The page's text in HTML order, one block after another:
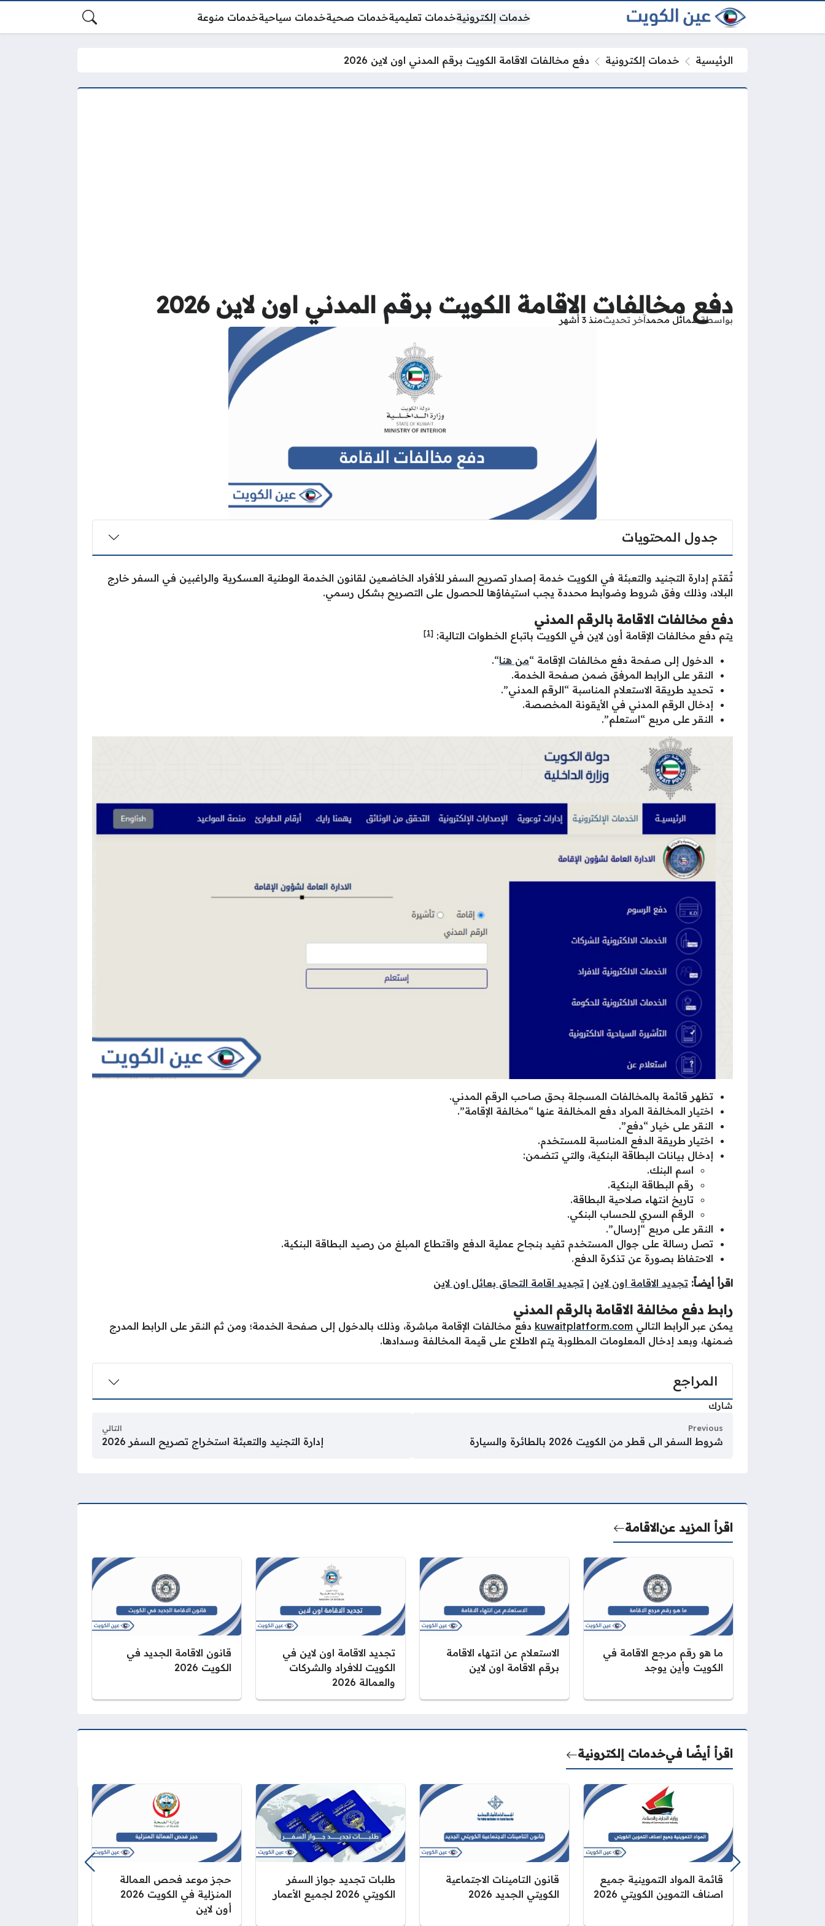
خدمات إلكترونيةخدمات تعليميةخدمات صحيةخدمات سياحيةخدمات منوعة
الرئيسية خدمات إلكترونية دفع مخالفات الاقامة الكويت برقم المدني اون لاين 2026
دفع مخالفات الاقامة الكويت برقم المدني اون لاين 2026
بواسطةشمائل محمدآخر تحديثمنذ 3 أشهر
جدول المحتويات
تُقدّم إدارة التجنيد والتعبئة في الكويت خدمة إصدار تصريح السفر للأفراد الخاضعين لقانون الخدمة الوطنية العسكرية والراغبين في السفر خارج
البلاد، وذلك وفق شروط وضوابط محددة يجب استيفاؤها للحصول على التصريح بشكل رسمي.
دفع مخالفات الاقامة بالرقم المدني
يتم دفع مخالفات الإقامة أون لاين في الكويت باتباع الخطوات التالية: [1]
الدخول إلى صفحة دفع مخالفات الإقامة “من هنا“.
النقر على الرابط المرفق ضمن صفحة الخدمة.
تحديد طريقة الاستعلام المناسبة “الرقم المدني”.
إدخال الرقم المدني في الأيقونة المخصصة.
النقر على مربع “استعلم”.
تظهر قائمة بالمخالفات المسجلة بحق صاحب الرقم المدني.
اختيار المخالفة المراد دفع المخالفة عنها “مخالفة الإقامة”.
النقر على خيار “دفع”.
اختيار طريقة الدفع المناسبة للمستخدم.
إدخال بيانات البطاقة البنكية، والتي تتضمن:
اسم البنك.
رقم البطاقة البنكية.
تاريخ انتهاء صلاحية البطاقة.
الرقم السري للحساب البنكي.
النقر على مربع “إرسال”.
تصل رسالة على جوال المستخدم تفيد بنجاح عملية الدفع واقتطاع المبلغ من رصيد البطاقة البنكية.
الاحتفاظ بصورة عن تذكرة الدفع.
اقرأ أيضاً: تجديد الاقامة اون لاين | تجديد اقامة التحاق بعائل اون لاين
رابط دفع مخالفة الاقامة بالرقم المدني
يمكن عبر الرابط التالي kuwaitplatform.com دفع مخالفات الإقامة مباشرة، وذلك بالدخول إلى صفحة الخدمة؛ ومن ثم النقر على الرابط المدرج
ضمنها، وبعد إدخال المعلومات المطلوبة يتم الاطلاع على قيمة المخالفة وسدادها.
المراجع
شارك
Previous
شروط السفر الى قطر من الكويت 2026 بالطائرة والسيارة
التالي
إدارة التجنيد والتعبئة استخراج تصريح السفر 2026
اقرأ المزيد عنالاقامة
ما هو رقم مرجع الاقامة في
الكويت وأين يوجد
الاستعلام عن انتهاء الاقامة
برقم الاقامة اون لاين
تجديد الاقامة اون لاين في
الكويت للافراد والشركات
والعمالة 2026
قانون الاقامة الجديد في
الكويت 2026
اقرأ أيضًا فيخدمات إلكترونية
قائمة المواد التموينية جميع
اصناف التموين الكويتي 2026
قانون التامينات الاجتماعية
الكويتي الجديد 2026
طلبات تجديد جواز السفر
الكويتي 2026 لجميع الأعمار
حجز موعد فحص العمالة
المنزلية في الكويت 2026
أون لاين